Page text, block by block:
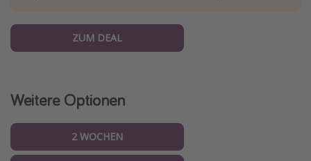
ZUM DEAL
Weitere Optionen
2 WOCHEN